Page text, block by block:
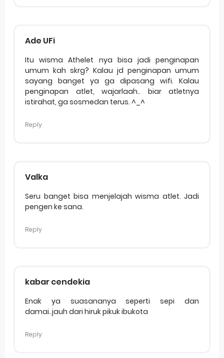
Ade UFi
Itu wisma Athelet nya bisa jadi penginapan
umum kah skrg? Kalau jd penginapan umum
sayang banget ya ga dipasang wifi. Kalau
penginapan atlet, wajarlaah.. biar atletnya
istirahat, ga sosmedan terus. ^_^
Reply
Valka
Seru banget bisa menjelajah wisma atlet. Jadi
pengen ke sana.
Reply
kabar cendekia
Enak ya suasananya seperti sepi dan
damai..jauh dari hiruk pikuk ibukota
Reply